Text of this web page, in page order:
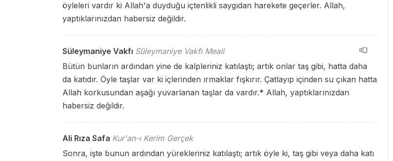
öyleleri vardır ki Allah'a duyduğu içtenlikli saygıdan harekete geçerler. Allah,
yaptıklarınızdan habersiz değildir.
Süleymaniye Vakfı Süleymaniye Vakfı Meali
Bütün bunların ardından yine de kalpleriniz katılaştı; artık onlar taş gibi, hatta daha
da katıdır. Öyle taşlar var ki içlerinden ırmaklar fışkırır. Çatlayıp içinden su çıkan hatta
Allah korkusundan aşağı yuvarlanan taşlar da vardır.* Allah, yaptıklarınızdan
habersiz değildir.
Ali Rıza Safa Kur'an-ı Kerim Gerçek
Sonra, işte bunun ardından yürekleriniz katılaştı; artık öyle ki, taş gibi veya daha katı